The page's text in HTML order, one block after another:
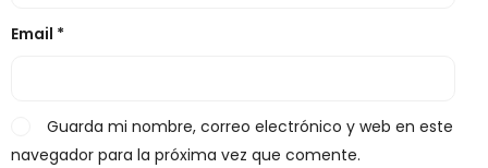
Email *
Guarda mi nombre, correo electrónico y web en este
navegador para la próxima vez que comente.